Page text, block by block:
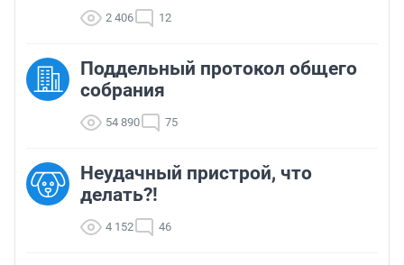
2 406 12
Поддельный протокол общего
собрания
54 890 75
Неудачный пристрой, что
делать?!
4 152 46